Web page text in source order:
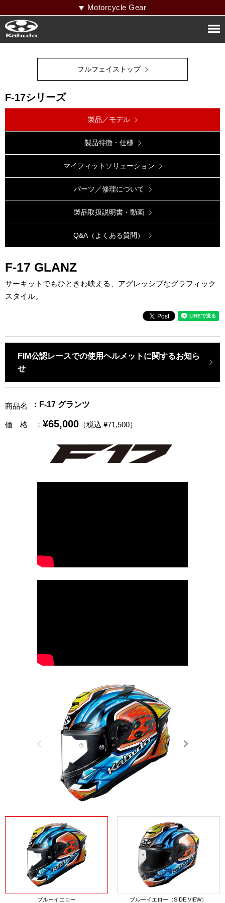
Motorcycle Gear
フルフェイストップ
F-17シリーズ
製品／モデル
製品特徴・仕様
マイフィットソリューション
パーツ／修理について
製品取扱説明書・動画
Q&A（よくある質問）
F-17 GLANZ
サーキットでもひときわ映える、アグレッシブなグラフィック
スタイル。
FIM公認レースでの使用ヘルメットに関するお知ら
せ
商品名 ：F-17 グランツ
価 格 ： ¥65,000 （税込 ¥71,500）
ブルーイエロー ブルーイエロー（SIDE VIEW）